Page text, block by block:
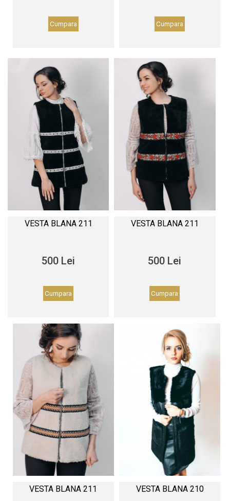
Cumpara Cumpara
VESTA BLANA 211
500 Lei
Cumpara
VESTA BLANA 211
500 Lei
Cumpara
VESTA BLANA 211 VESTA BLANA 210